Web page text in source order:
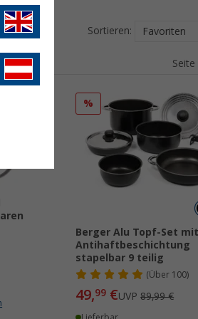
Sortieren:
%
Berger Alu Topf-Set mit
Antihaftbeschichtung
stapelbar 9 teilig
(Über100)
49,99 €UVP89,99 €